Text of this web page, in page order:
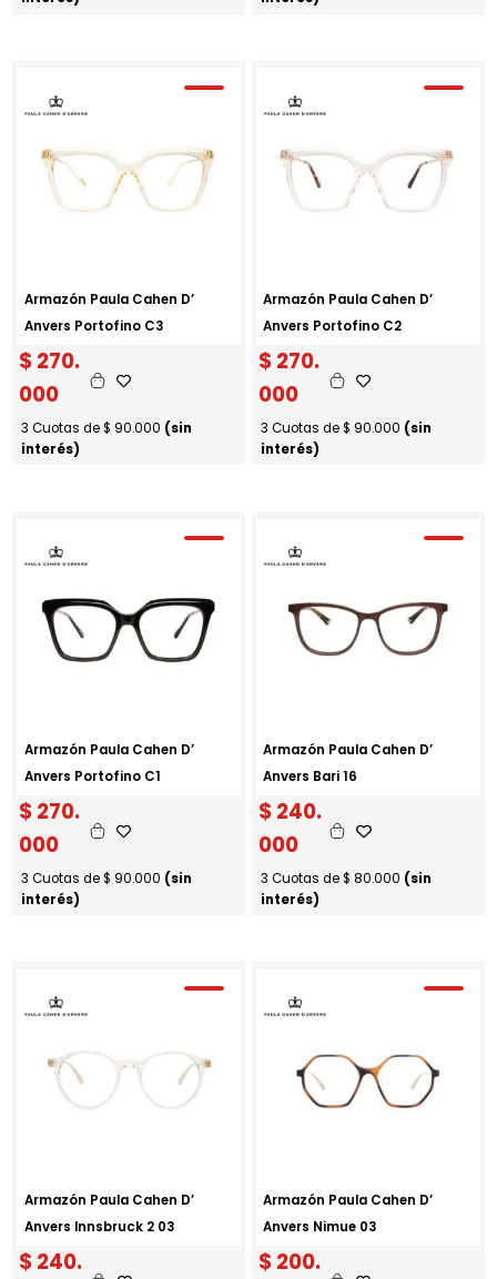
Armazón Paula Cahen D’
Anvers Portofino C3
$270.
000
3 Cuotas de $ 90.000 (sin
interés)
Armazón Paula Cahen D’
Anvers Portofino C2
$270.
000
3 Cuotas de $ 90.000 (sin
interés)
Armazón Paula Cahen D’
Anvers Portofino C1
$270.
000
3 Cuotas de $ 90.000 (sin
interés)
Armazón Paula Cahen D’
Anvers Bari 16
$240.
000
3 Cuotas de $ 80.000 (sin
interés)
Armazón Paula Cahen D’
Anvers Innsbruck 2 03
$240.
Armazón Paula Cahen D’
Anvers Nimue 03
$200.